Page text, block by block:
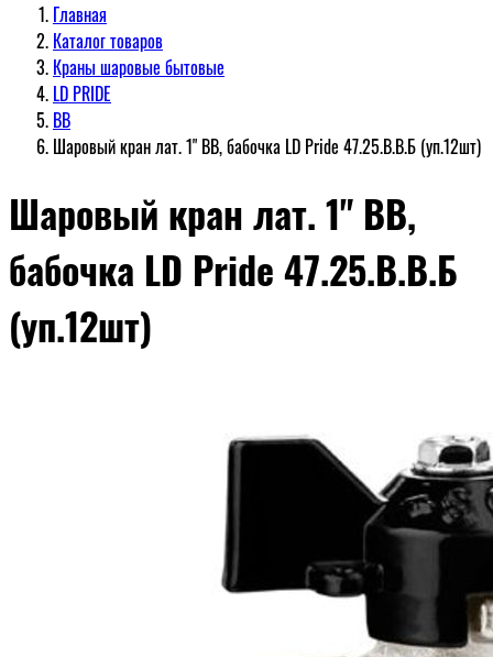
Главная
Каталог товаров
Краны шаровые бытовые
LD PRIDE
ВВ
Шаровый кран лат. 1" ВВ, бабочка LD Pride 47.25.В.В.Б (уп.12шт)
Шаровый кран лат. 1" ВВ,
бабочка LD Pride 47.25.В.В.Б
(уп.12шт)